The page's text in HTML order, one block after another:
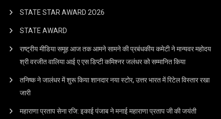
STATE STAR AWARD 2O26
STATE AWARD
राष्ट्रीय मीडिया समूह आज तक आमने सामने की प्रबंधकीय कमेटी ने मान्यवर महोदय
श्री वरजीत वालिया आई ए एस डिप्टी कमिश्नर जलंधर को सम्मानित किया
तनिष्क ने जालंधर में शुरू किया शानदार नया स्टोर, उत्तर भारत में रिटेल विस्तार रखा
जारी
महाराणा प्रताप सेना रजि: इकाई पंजाब ने मनाई महाराणा प्रताप जी की जयंती